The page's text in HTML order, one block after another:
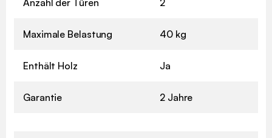
Maximale Belastung 40 kg
Enthält Holz Ja
Garantie 2 Jahre